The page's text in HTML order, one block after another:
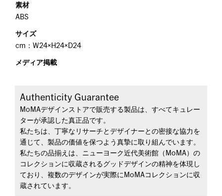
素材
ABS
サイズ
cm：W24×H24×D24
メディア掲載
Authenticity Guarantee
MoMAデザインストアで販売する製品は、すべてキュレー
ターが承認した真正品です。
私たちは、丁寧なリサーチとデザイナーとの密接な協力を
通じて、製品の価値を保つよう真摯に取り組んでいます。
私たちの品揃えは、ニューヨーク近代美術館（MoMA）の
コレクションに収蔵されるグッドデザインの精神を体現し
ており、複数のデザインが実際にMoMAコレクションに収
蔵されています。